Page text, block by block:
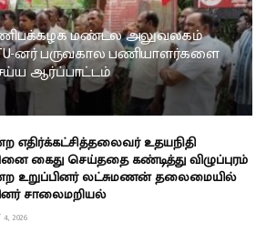
மண்டல அலுவலகம்
னர் பருவகால பணியாளர்களை
ஆர்ப்பாட்டம்
எதிர்க்கட்சித்தலைவர் உதயநிதி
கைது செய்ததை கண்டித்து விழுப்புரம்
உறுப்பினர் லட்சுமணன் தலைமையில்
சாலைமறியல்
2026